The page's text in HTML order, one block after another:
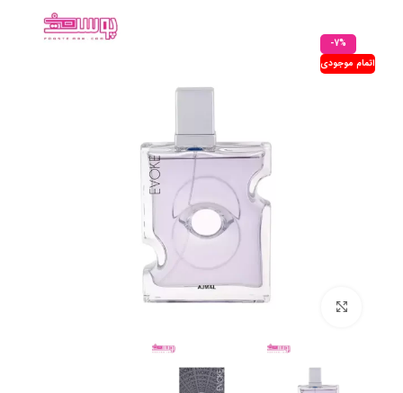
-7%
اتمام موجودی
بزرگنمایی تصویر